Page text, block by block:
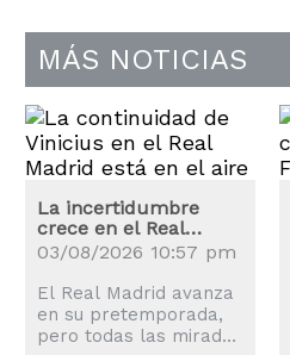
MÁS NOTICIAS
La incertidumbre
crece en el Real
Madrid: ¿Renovará
Vinicius?
03/08/2026 10:57 pm
El Real Madrid avanza
en su pretemporada,
pero todas las miradas